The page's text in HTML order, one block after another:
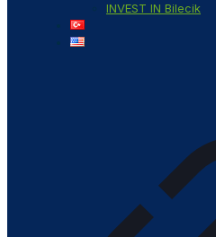
INVEST IN Bilecik